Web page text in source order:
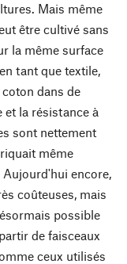
Mais même
être cultivé sans
la même surface
tant que textile,
dans de
et la résistance à
sont nettement
même
encore,
coûteuses, mais
possible
de faisceaux
ceux utilisés